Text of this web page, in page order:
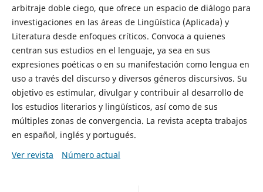
arbitraje doble ciego, que ofrece un espacio de diálogo para
investigaciones en las áreas de Lingüística (Aplicada) y
Literatura desde enfoques críticos. Convoca a quienes
centran sus estudios en el lenguaje, ya sea en sus
expresiones poéticas o en su manifestación como lengua en
uso a través del discurso y diversos géneros discursivos. Su
objetivo es estimular, divulgar y contribuir al desarrollo de
los estudios literarios y lingüísticos, así como de sus
múltiples zonas de convergencia. La revista acepta trabajos
en español, inglés y portugués.
Ver revista
Número actual